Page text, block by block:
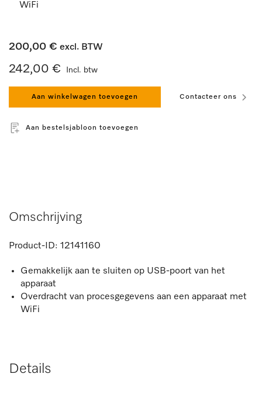
WiFi
200,00 € excl. BTW
242,00 € Incl. btw
Aan winkelwagen toevoegen Contacteer ons
Aan bestelsjabloon toevoegen
Omschrijving
Product-ID: 12141160
Gemakkelijk aan te sluiten op USB-poort van het
apparaat
Overdracht van procesgegevens aan een apparaat met
WiFi
Details